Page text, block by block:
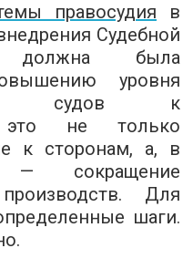
правосудия в
Судебной
должна была
уровня
судов к
это не только
к сторонам, а, в
— сокращение
Для
шаги.